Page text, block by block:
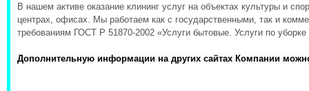
В нашем активе оказание клининг услуг на объектах культуры и
центрах, офисах. Мы работаем как с государственными, так и
требованиям ГОСТ Р 51870-2002 «Услуги бытовые. Услуги по
Дополнительную информации на других сайтах Компании